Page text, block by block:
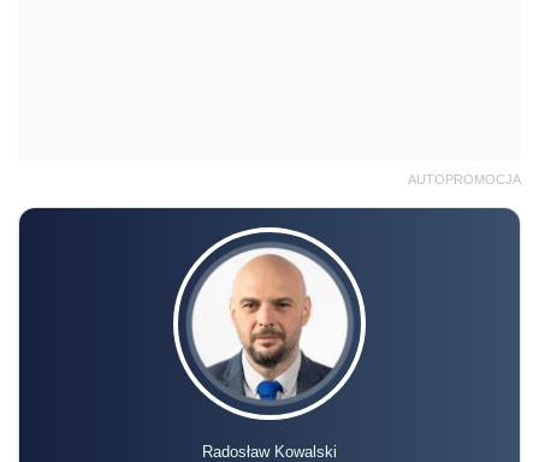
AUTOPROMOCJA
Radosław Kowalski